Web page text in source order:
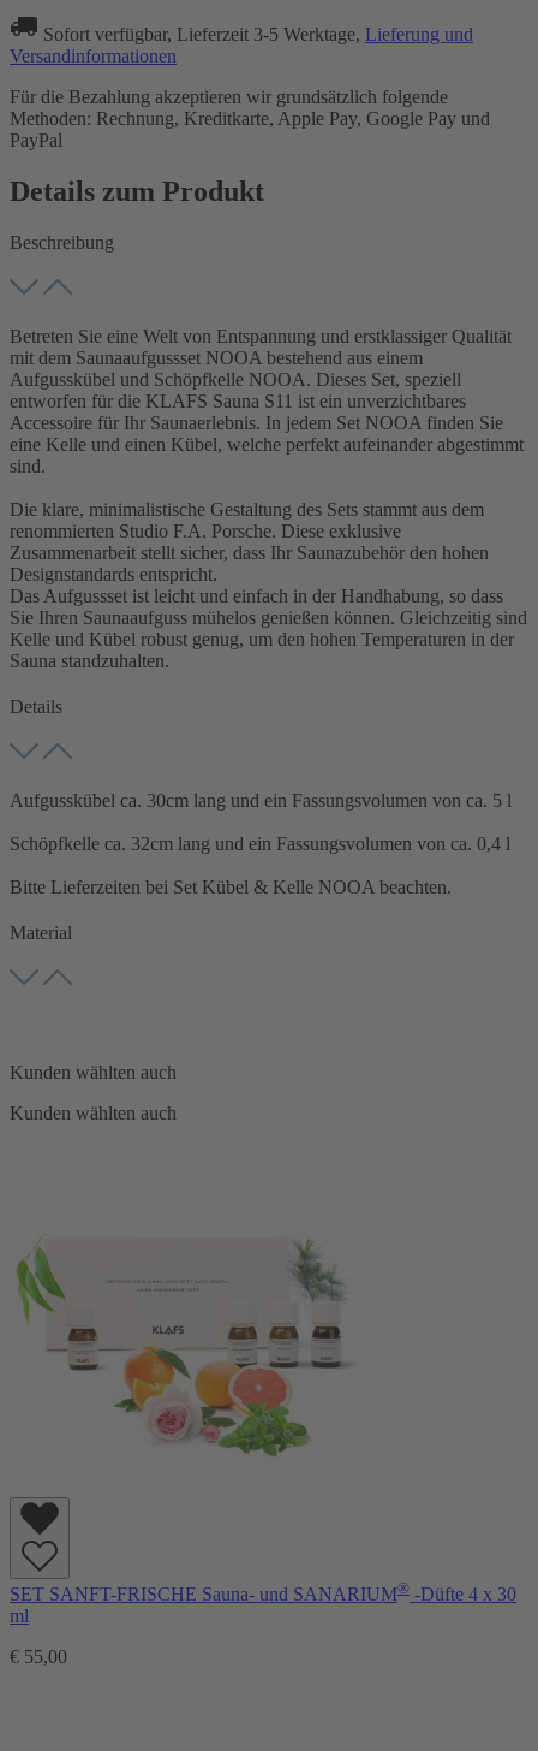
Sofort verfügbar, Lieferzeit 3-5 Werktage, Lieferung und
Versandinformationen
Für die Bezahlung akzeptieren wir grundsätzlich folgende
Methoden: Rechnung, Kreditkarte, Apple Pay, Google Pay und
PayPal
Details zum Produkt
Beschreibung
Betreten Sie eine Welt von Entspannung und erstklassiger Qualität
mit dem Saunaaufgussset NOOA bestehend aus einem
Aufgusskübel und Schöpfkelle NOOA. Dieses Set, speziell
entworfen für die KLAFS Sauna S11 ist ein unverzichtbares
Accessoire für Ihr Saunaerlebnis. In jedem Set NOOA finden Sie
eine Kelle und einen Kübel, welche perfekt aufeinander abgestimmt
sind.
Die klare, minimalistische Gestaltung des Sets stammt aus dem
renommierten Studio F.A. Porsche. Diese exklusive
Zusammenarbeit stellt sicher, dass Ihr Saunazubehör den hohen
Designstandards entspricht.
Das Aufgussset ist leicht und einfach in der Handhabung, so dass
Sie Ihren Saunaaufguss mühelos genießen können. Gleichzeitig sind
Kelle und Kübel robust genug, um den hohen Temperaturen in der
Sauna standzuhalten.
Details
Aufgusskübel ca. 30cm lang und ein Fassungsvolumen von ca. 5 l
Schöpfkelle ca. 32cm lang und ein Fassungsvolumen von ca. 0,4 l
Bitte Lieferzeiten bei Set Kübel & Kelle NOOA beachten.
Material
Kunden wählten auch
Kunden wählten auch
SET SANFT-FRISCHE Sauna- und SANARIUM® -Düfte 4 x 30
ml
€ 55,00